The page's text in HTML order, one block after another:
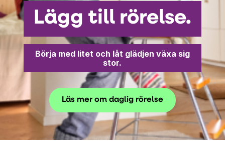
Lägg till rörelse.
Börja med litet och låt glädjen växa sig
stor.
Läs mer om daglig rörelse